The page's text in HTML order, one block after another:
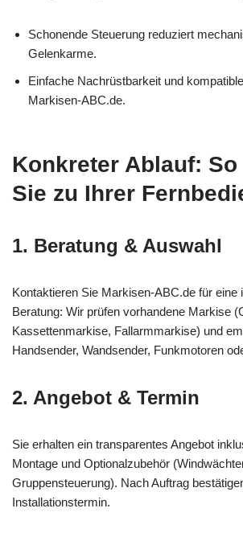
Schonende Steuerung reduziert
Gelenkarme.
Einfache Nachrüstbarkeit und
Markisen-ABC.de.
Konkreter Ablauf:
Sie zu Ihrer
1. Beratung & Auswahl
Kontaktieren Sie Markisen-ABC.de für eine
Beratung: Wir prüfen vorhandene Markise
Kassettenmarkise, Fallarmmarkise) und
Handsender, Wandsender, Funkmotoren
2. Angebot & Termin
Sie erhalten ein transparentes Angebot
Montage und Optionalzubehör
Gruppensteuerung). Nach Auftrag
Installationstermin.